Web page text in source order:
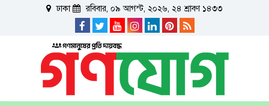
ঢাকা রবিবার, ০৯ আগস্ট, ২০২৬, ২৪ শ্রাবণ ১৪৩৩